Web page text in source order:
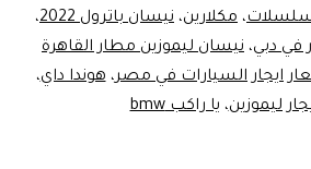
، مكلارين، نيسان باترول 2022
،
في دبي، نيسان ليموزين مطار القاهرة
ايجار السيارات في مصر،هوندا داي،
ليموزين، يا راكب bmw